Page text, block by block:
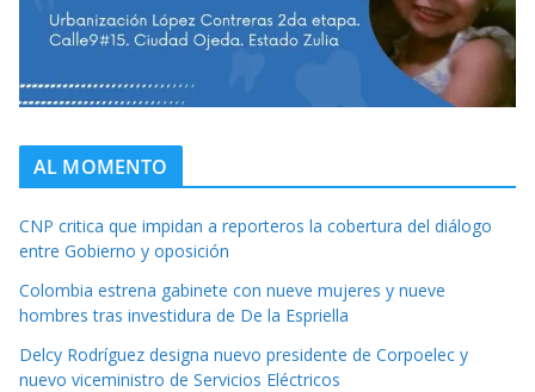
AL MOMENTO
CNP critica que impidan a reporteros la cobertura del diálogo
entre Gobierno y oposición
Colombia estrena gabinete con nueve mujeres y nueve
hombres tras investidura de De la Espriella
Delcy Rodríguez designa nuevo presidente de Corpoelec y
nuevo viceministro de Servicios Eléctricos